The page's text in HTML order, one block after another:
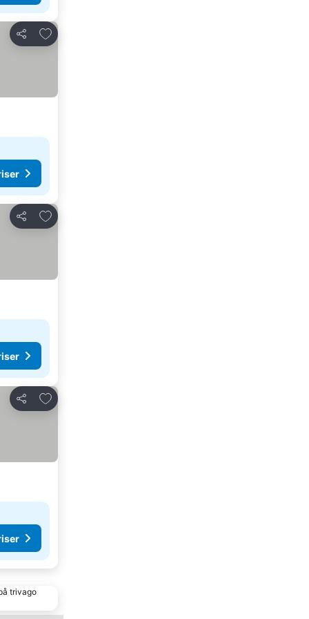
Dela
Lägg till i Mina Favoriter
Dela
Lägg till i Mina Favoriter
Dela
Lägg till i Mina Favoriter
trivago